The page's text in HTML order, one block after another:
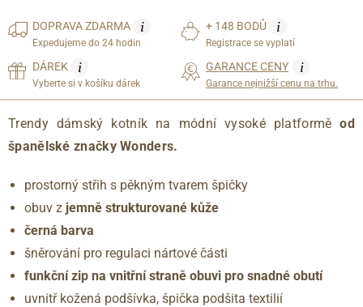
DOPRAVAZDARMA i
Expedujeme do 24 hodin
+ 148 BODŮ i
Registrace se vyplatí
DÁREK i
Vyberte si v košíku dárek
GARANCE CENY i
Garance nejnižší cenu na trhu.
Trendy dámský kotník na módní vysoké platforměod
španělské značky Wonders.
prostorný střih s pěkným tvarem špičky
obuv z jemně strukturované kůže
černá barva
šněrování pro regulaci nártové části
funkční zip na vnitřní straně obuvi pro snadné obutí
uvnitř kožená podšívka, špička podšita textilií